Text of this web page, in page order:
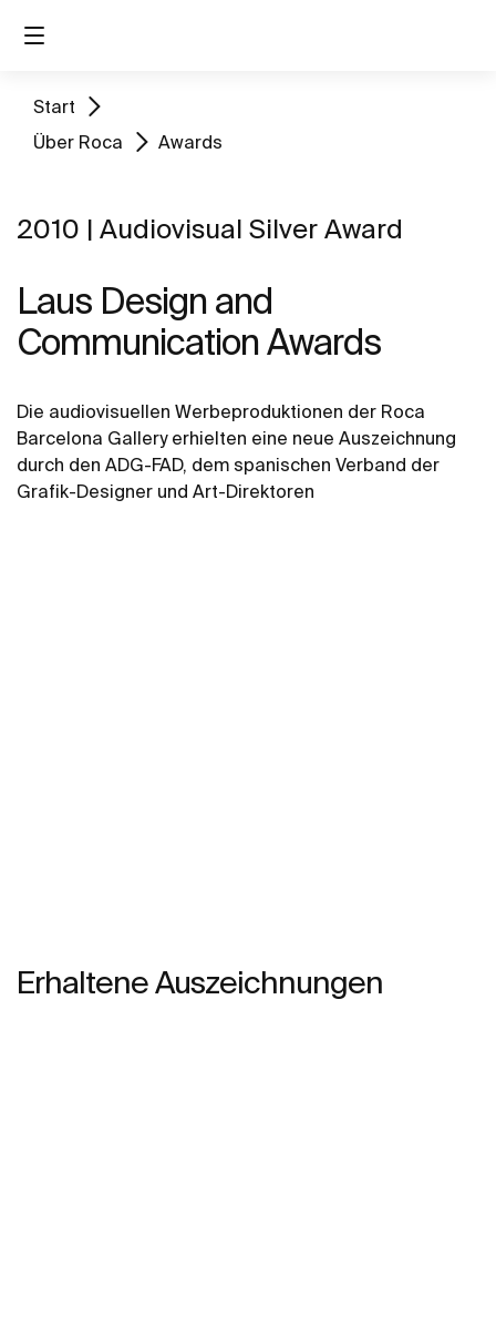
Start
Über Roca
Awards
2010 | Audiovisual Silver Award
Laus Design and
Communication Awards
Die audiovisuellen Werbeproduktionen der Roca
Barcelona Gallery erhielten eine neue Auszeichnung
durch den ADG-FAD, dem spanischen Verband der
Grafik-Designer und Art-Direktoren
Erhaltene Auszeichnungen